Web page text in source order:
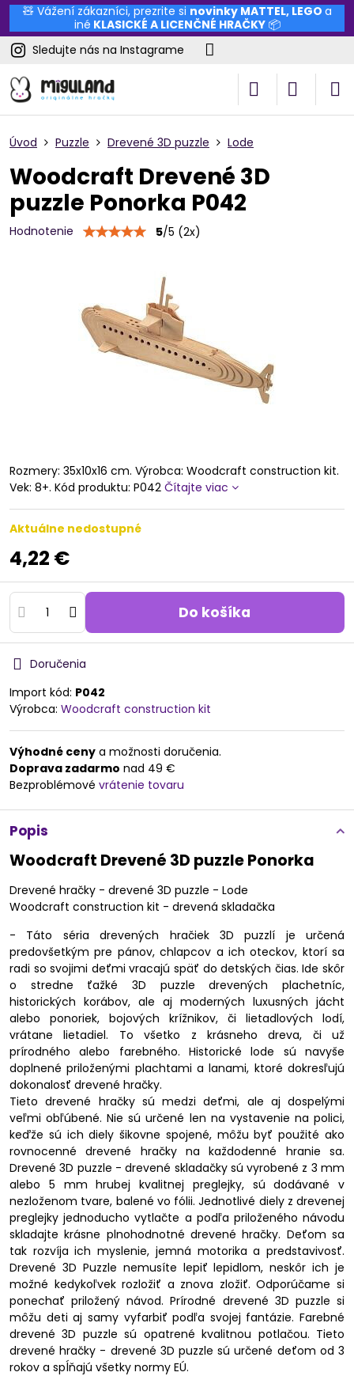
🧸 Vážení zákazníci, prezrite si novinky MATTEL, LEGO a
iné KLASICKÉ A LICENČNÉ HRAČKY📦
Sledujte nás na Instagrame
Úvod Puzzle Drevené 3D puzzle Lode
Woodcraft Drevené 3D
puzzle Ponorka P042
Hodnotenie 5/5 (2x)
Rozmery: 35x10x16 cm. Výrobca: Woodcraft construction kit.
Vek: 8+. Kód produktu: P042 Čítajte viac
Aktuálne nedostupné
4,22 €
Do košíka
Doručenia
Import kód: P042
Výrobca: Woodcraft construction kit
Výhodné ceny a možnosti doručenia.
Doprava zadarmo nad 49 €
Bezproblémové vrátenie tovaru
Popis
Woodcraft Drevené 3D puzzle Ponorka
Drevené hračky - drevené 3D puzzle - Lode
Woodcraft construction kit - drevená skladačka
- Táto séria drevených hračiek 3D puzzlí je určená
predovšetkým pre pánov, chlapcov a ich oteckov, ktorí sa
radi so svojimi deťmi vracajú späť do detských čias. Ide skôr
o stredne ťažké 3D puzzle drevených plachetníc,
historických korábov, ale aj moderných luxusných jácht
alebo ponoriek, bojových krížnikov, či lietadlových lodí,
vrátane lietadiel. To všetko z krásneho dreva, či už
prírodného alebo farebného. Historické lode sú navyše
doplnené priloženými plachtami a lanami, ktoré dokresľujú
dokonalosť drevené hračky.
Tieto drevené hračky sú medzi deťmi, ale aj dospelými
veľmi obľúbené. Nie sú určené len na vystavenie na polici,
keďže sú ich diely šikovne spojené, môžu byť použité ako
rovnocenné drevené hračky na každodenné hranie sa.
Drevené 3D puzzle - drevené skladačky sú vyrobené z 3 mm
alebo 5 mm hrubej kvalitnej preglejky, sú dodávané v
nezloženom tvare, balené vo fólii. Jednotlivé diely z drevenej
preglejky jednoducho vytlačte a podľa priloženého návodu
skladajte krásne plnohodnotné drevené hračky. Deťom sa
tak rozvíja ich myslenie, jemná motorika a predstavivosť.
Drevené 3D Puzzle nemusíte lepiť lepidlom, neskôr ich je
možné kedykoľvek rozložiť a znova zložiť. Odporúčame si
ponechať priložený návod. Prírodné drevené 3D puzzle si
môžu deti aj samy vyfarbiť podľa svojej fantázie. Farebné
drevené 3D puzzle sú opatrené kvalitnou potlačou. Tieto
drevené hračky - drevené 3D puzzle sú určené deťom od 3
rokov a spĺňajú všetky normy EÚ.